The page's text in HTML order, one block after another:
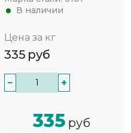
В наличии
Цена за кг
335 руб
− +
335 руб